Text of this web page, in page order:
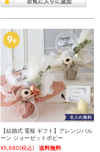
【結婚式 電報 ギフト】アレンジバル
ーン ジョーゼットポピー
¥5,680(税込)
送料無料